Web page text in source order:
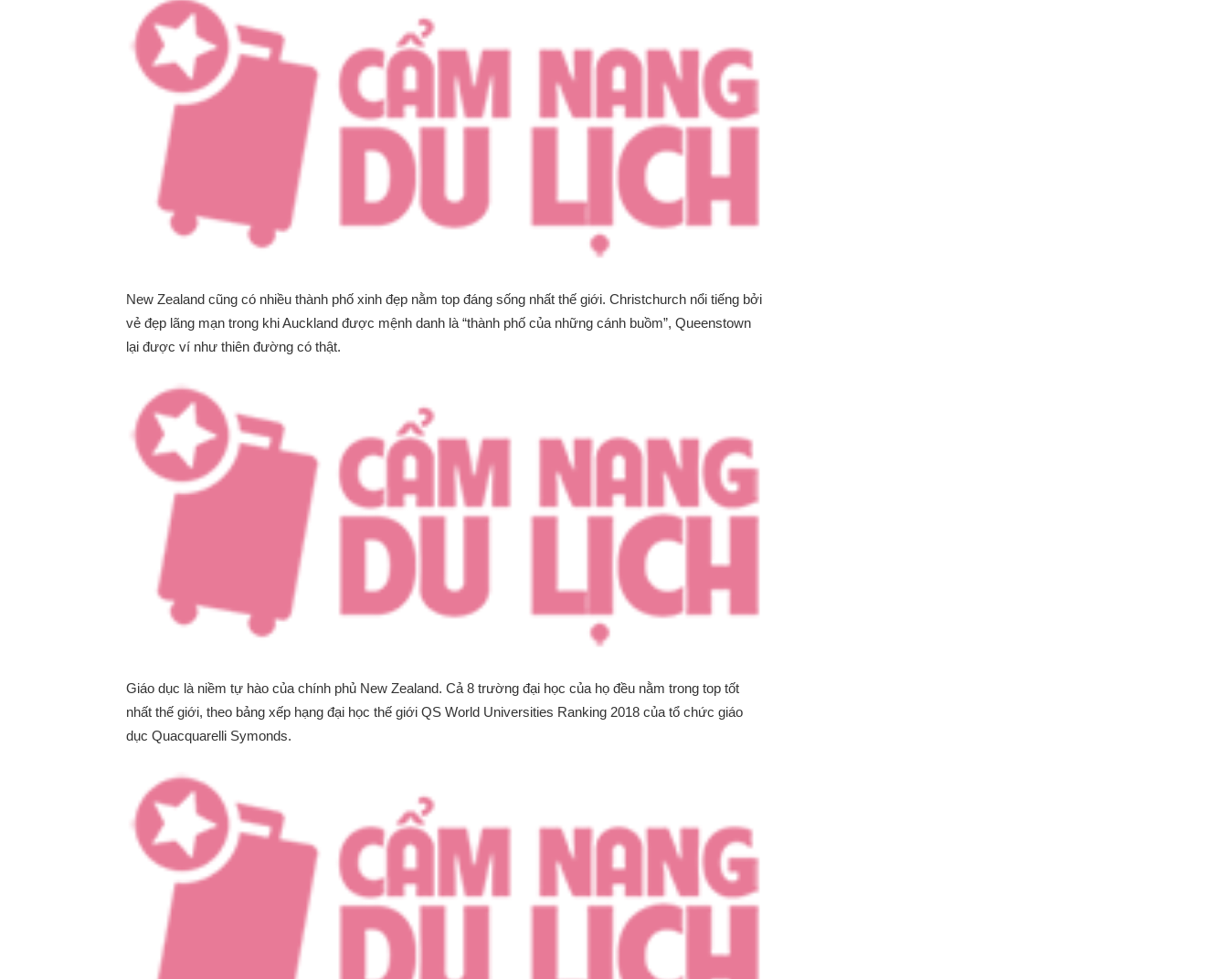
New Zealand cũng có nhiều thành phố xinh đẹp nằm top đáng sống nhất thế giới. Christchurch nổi tiếng bởi
vẻ đẹp lãng mạn trong khi Auckland được mệnh danh là “thành phố của những cánh buồm”, Queenstown
lại được ví như thiên đường có thật.
Giáo dục là niềm tự hào của chính phủ New Zealand. Cả 8 trường đại học của họ đều nằm trong top tốt
nhất thế giới, theo bảng xếp hạng đại học thế giới QS World Universities Ranking 2018 của tổ chức giáo
dục Quacquarelli Symonds.